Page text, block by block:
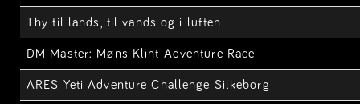
Thy til lands, til vands og i luften
DM Master: Møns Klint Adventure Race
ARES Yeti Adventure Challenge Silkeborg